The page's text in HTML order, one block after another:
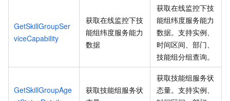
GetSkillGroupSer
viceCapability
获取在线监控下技
能组纬度服务能力
数据
获取在线监控下技
能组纬度服务能力
数据。支持实例、
时间区间、部门、
技能组分组查询。
GetSkillGroupAge
获取技能组服务状
获取技能组服务状
态量。支持实例、